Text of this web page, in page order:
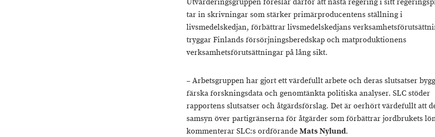
Utvärderingsgruppen föreslår därför att nästa regering i sitt
tar in skrivningar som stärker primärproducentens ställning i
livsmedelskedjan, förbättrar livsmedelskedjans
tryggar Finlands försörjningsberedskap och matproduktionens
verksamhetsförutsättningar på lång sikt.
– Arbetsgruppen har gjort ett värdefullt arbete och deras slutsatser
färska forskningsdata och genomtänkta politiska analyser. SLC stöder
rapportens slutsatser och åtgärdsförslag. Det är oerhört värdefullt att
samsyn över partigränserna för åtgärder som förbättrar jordbrukets
kommenterar SLC:s ordförandeMats Nylund.